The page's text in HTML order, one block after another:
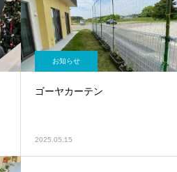
お知らせ
ゴーヤカーテン
2025.05.15